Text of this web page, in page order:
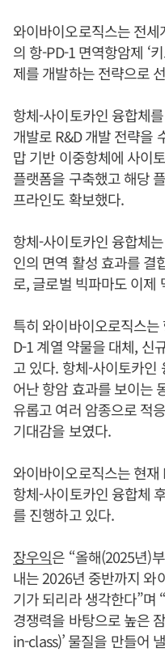
와이바이오로직스는 전
의 항-PD-1 면역항암제 ‘
제를 개발하는 전략으로
항체-사이토카인 융합체
개발로 R&D 개발 전략을
맙 기반 이중항체에 사이
플랫폼을 구축했고 해당
프라인도 확보했다.
항체-사이토카인 융합체
인의 면역 활성 효과를 결
로, 글로벌 빅파마도 이제
특히 와이바이오로직스
D-1 계열 약물을 대체, 신
고 있다. 항체-사이토카인
어난 항암 효과를 보이는
유롭고 여러 암종으로 적
기대감을 보였다.
와이바이오로직스는 현
항체-사이토카인 융합체
를 진행하고 있다.
장우익은 “올해(2025년)
내는 2026년 중반까지 와
기가 되리라 생각한다”며
경쟁력을 바탕으로 높은
in-class)’ 물질을 만들어